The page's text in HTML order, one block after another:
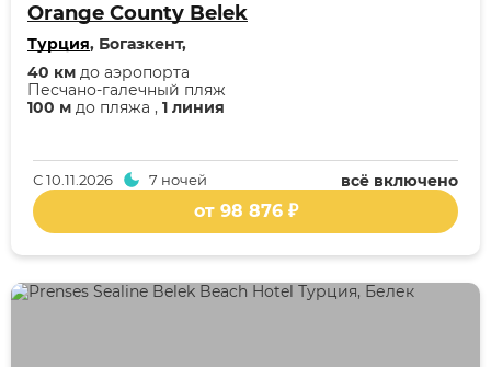
Orange County Belek
Турция, Богазкент,
100 м до пляжа , 1 линия
Песчано-галечный пляж
40 км до аэропорта
всё включено
С10.11.2026 7 ночей
от 98 876 ₽